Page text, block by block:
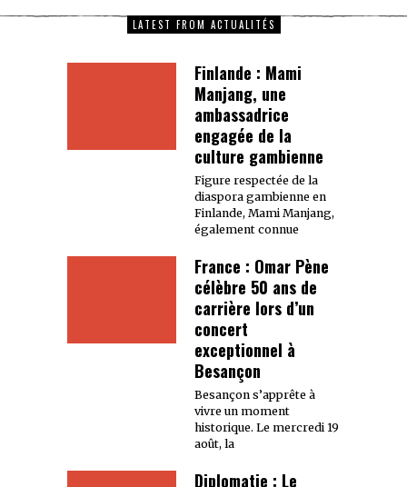
LATEST FROM ACTUALITÉS
Finlande : Mami
Manjang, une
ambassadrice
engagée de la
culture gambienne
Figure respectée de la
diaspora gambienne en
Finlande, Mami Manjang,
également connue
France : Omar Pène
célèbre 50 ans de
carrière lors d’un
concert
exceptionnel à
Besançon
Besançon s’apprête à
vivre un moment
historique. Le mercredi 19
août, la
Diplomatie : Le